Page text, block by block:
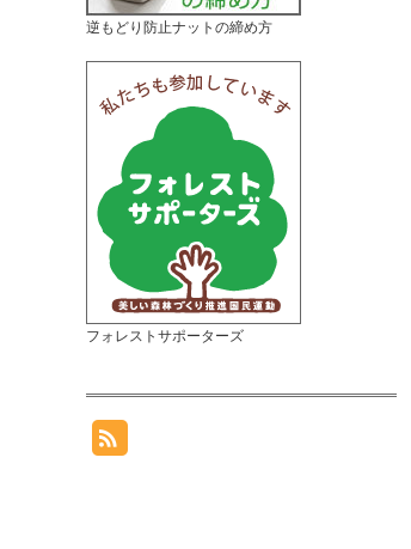
逆もどり防止ナットの締め方
フォレストサポーターズ